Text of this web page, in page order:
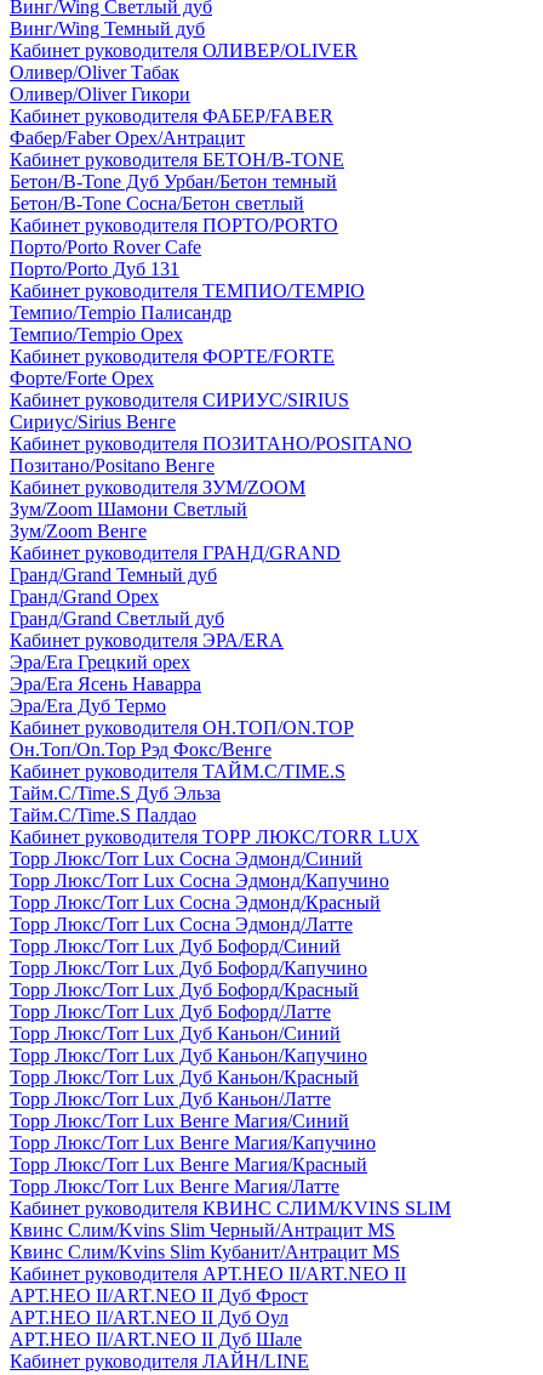
Винг/Wing Светлый дуб
Винг/Wing Темный дуб
Кабинет руководителя ОЛИВЕР/OLIVER
Оливер/Oliver Табак
Оливер/Oliver Гикори
Кабинет руководителя ФАБЕР/FABER
Фабер/Faber Орех/Антрацит
Кабинет руководителя БЕТОН/B-TONE
Бетон/B-Tone Дуб Урбан/Бетон темный
Бетон/B-Tone Сосна/Бетон светлый
Кабинет руководителя ПОРТО/PORTO
Порто/Porto Rover Cafe
Порто/Porto Дуб 131
Кабинет руководителя ТЕМПИО/TEMPIO
Темпио/Tempio Палисандр
Темпио/Tempio Орех
Кабинет руководителя ФОРТЕ/FORTE
Форте/Forte Орех
Кабинет руководителя СИРИУС/SIRIUS
Сириус/Sirius Венге
Кабинет руководителя ПОЗИТАНО/POSITANO
Позитано/Positano Венге
Кабинет руководителя ЗУМ/ZOOM
Зум/Zoom Шамони Светлый
Зум/Zoom Венге
Кабинет руководителя ГРАНД/GRAND
Гранд/Grand Темный дуб
Гранд/Grand Орех
Гранд/Grand Светлый дуб
Кабинет руководителя ЭРА/ERA
Эра/Era Грецкий орех
Эра/Era Ясень Наварра
Эра/Era Дуб Термо
Кабинет руководителя ОН.ТОП/ON.TOP
Он.Топ/On.Top Рэд Фокс/Венге
Кабинет руководителя ТАЙМ.С/TIME.S
Тайм.С/Time.S Дуб Эльза
Тайм.С/Time.S Палдао
Кабинет руководителя ТОРР ЛЮКС/TORR LUX
Торр Люкс/Torr Lux Сосна Эдмонд/Синий
Торр Люкс/Torr Lux Сосна Эдмонд/Капучино
Торр Люкс/Torr Lux Сосна Эдмонд/Красный
Торр Люкс/Torr Lux Сосна Эдмонд/Латте
Торр Люкс/Torr Lux Дуб Бофорд/Синий
Торр Люкс/Torr Lux Дуб Бофорд/Капучино
Торр Люкс/Torr Lux Дуб Бофорд/Красный
Торр Люкс/Torr Lux Дуб Бофорд/Латте
Торр Люкс/Torr Lux Дуб Каньон/Синий
Торр Люкс/Torr Lux Дуб Каньон/Капучино
Торр Люкс/Torr Lux Дуб Каньон/Красный
Торр Люкс/Torr Lux Дуб Каньон/Латте
Торр Люкс/Torr Lux Венге Магия/Синий
Торр Люкс/Torr Lux Венге Магия/Капучино
Торр Люкс/Torr Lux Венге Магия/Красный
Торр Люкс/Torr Lux Венге Магия/Латте
Кабинет руководителя КВИНС СЛИМ/KVINS SLIM
Квинс Слим/Kvins Slim Черный/Антрацит MS
Квинс Слим/Kvins Slim Кубанит/Антрацит MS
Кабинет руководителя АРТ.НЕО II/ART.NEO II
АРТ.НЕО II/ART.NEO II Дуб Фрост
АРТ.НЕО II/ART.NEO II Дуб Оул
АРТ.НЕО II/ART.NEO II Дуб Шале
Кабинет руководителя ЛАЙН/LINE